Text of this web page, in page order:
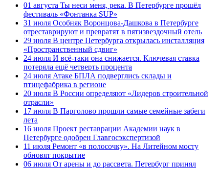
01 августа Ты неси меня, река. В Петербурге прошёл
фестиваль «Фонтанка SUP»
31 июля Особняк Воронцова-Дашкова в Петербурге
отреставрируют и превратят в пятизвездочный отель
29 июля В центре Петербурга открылась инсталляция
«Пространственный сдвиг»
24 июля И всё-таки она снижается. Ключевая ставка
потеряла ещё четверть процента
24 июля Атаке БПЛА подверглись склады и
птицефабрика в регионе
20 июля В России определяют «Лидеров строительной
отрасли»
17 июля В Парголово прошли самые семейные забеги
лета
16 июля Проект реставрации Академии наук в
Петербурге одобрен Главгосэкспертизой
11 июля Ремонт «в полосочку». На Литейном мосту
обновят покрытие
06 июля От арены и до рассвета. Петербург принял